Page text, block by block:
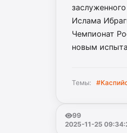
Ислама
Чемпионат
новым
Темы:
99
2025-11-25